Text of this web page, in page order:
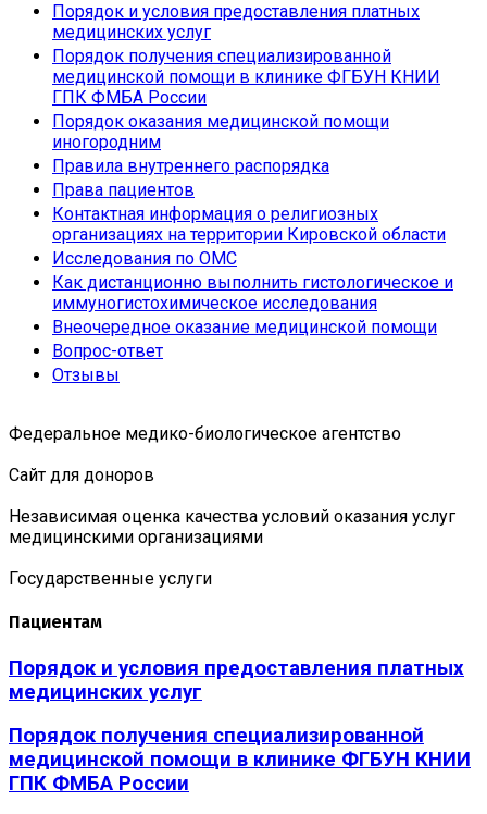
Порядок и условия предоставления платных
медицинских услуг
Порядок получения специализированной
медицинской помощи в клинике ФГБУН КНИИ
ГПК ФМБА России
Порядок оказания медицинской помощи
иногородним
Правила внутреннего распорядка
Права пациентов
Контактная информация о религиозных
организациях на территории Кировской области
Исследования по ОМС
Как дистанционно выполнить гистологическое и
иммуногистохимическое исследования
Внеочередное оказание медицинской помощи
Вопрос-ответ
Отзывы
Федеральное медико-биологическое агентство
Сайт для доноров
Независимая оценка качества условий оказания услуг
медицинскими организациями
Государственные услуги
Пациентам
Порядок и условия предоставления платных
медицинских услуг
Порядок получения специализированной
медицинской помощи в клинике ФГБУН КНИИ
ГПК ФМБА России